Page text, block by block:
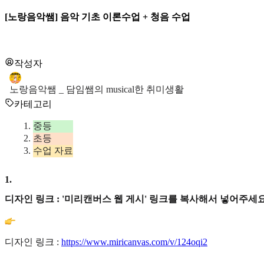
[노랑음악쌤] 음악 기초 이론수업 + 청음 수업
작성자
노랑음악쌤 _ 담임쌤의 musical한 취미생활
카테고리
중등
초등
수업 자료
1.
디자인 링크 : '미리캔버스 웹 게시' 링크를 복사해서 넣어주세
디자인 링크 : https://www.miricanvas.com/v/124oqi2